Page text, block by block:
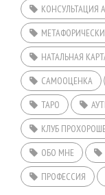
КОНСУЛЬТАЦИЯ
НАТАЛЬНАЯ
САМООЦЕНКА
ТАРО
КЛУБ
ОБО МНЕ
ПРОФЕССИЯ